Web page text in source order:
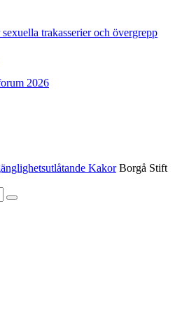
trakasserier och övergrepp
2026
Kakor Borgå Stift